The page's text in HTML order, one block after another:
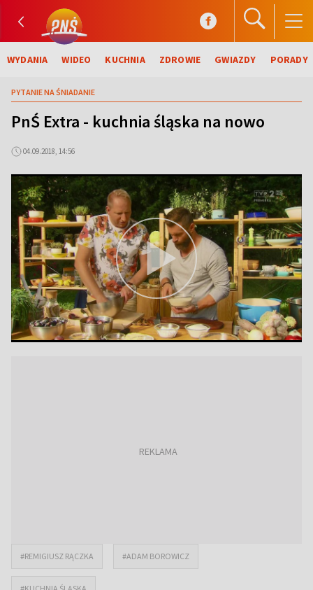
WYDANIA WIDEO KUCHNIA ZDROWIE GWIAZDY PORADY
PYTANIE NA ŚNIADANIE
PnŚ Extra - kuchnia śląska na nowo
04.09.2018, 14:56
#REMIGIUSZ RĄCZKA #ADAM BOROWICZ